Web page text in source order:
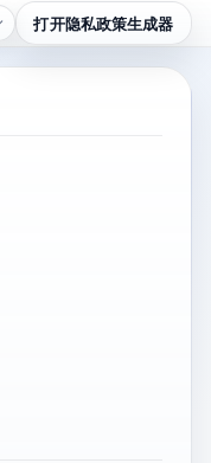
打开隐私政策生成器